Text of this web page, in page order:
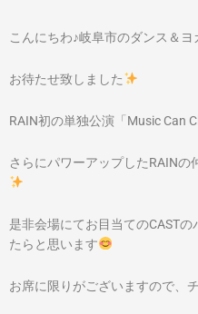
こんにちわ♪岐阜市のダンス＆
お待たせ致しました
RAIN初の単独公演「Music Can
さらにパワーアップしたRAIN
是非会場にてお目当てのCAST
たらと思います
お席に限りがございますので、